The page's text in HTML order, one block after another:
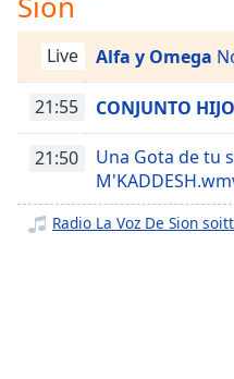
descriptions
off,
selected
Subtitles
subtitles
settings,
subtitles
Live Alfa y Omega
21:55 CONJUNTO
21:50
Una Gota de tu
Radio La Voz De Sion